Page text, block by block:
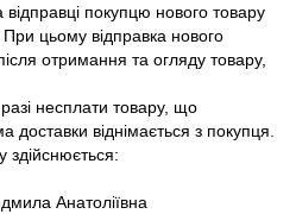
покупцю нового товару
цьому відправка нового
отримання та огляду товару,
несплати товару, що
доставки віднімається з покупця.
здійснюється:
Анатоліївна